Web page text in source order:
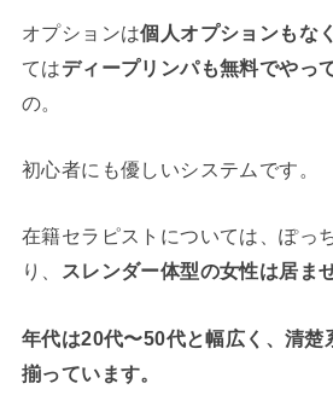
オプションは個人オプションもなく
てはディープリンパも無料でやっ
の。
初心者にも優しいシステムです。
在籍セラピストについては、ぽっ
り、
スレンダー体型の女性は居ま
年代は20代〜50代と幅広く、清楚
揃っています。